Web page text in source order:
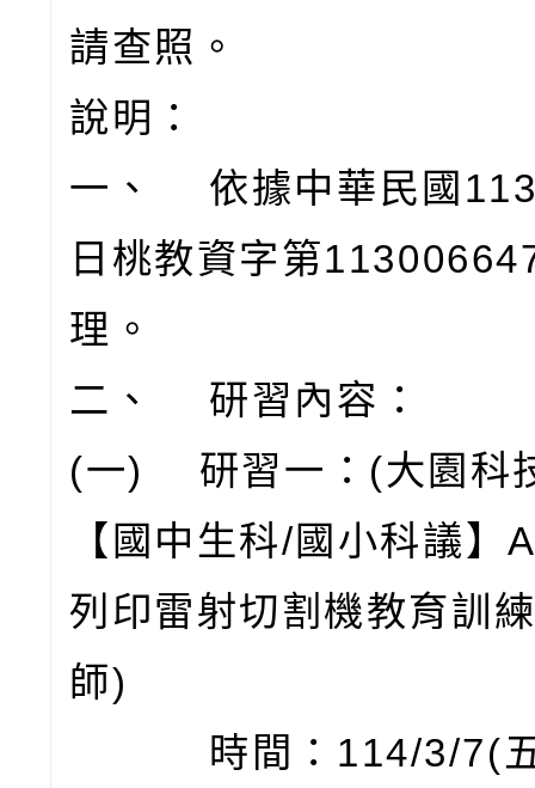
請查照。
說明：
一、 依據中華民國
日桃教資字第
理。
二、 研習內容：
(一) 研習一：(大園科
【國中生科/國小科議】
列印雷射切割機教育訓
師)
時間：114/3/7(五